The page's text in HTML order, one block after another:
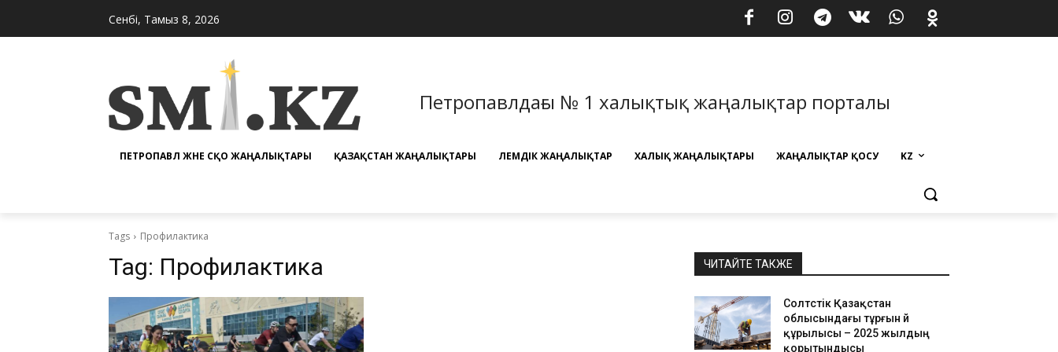
Сенбі, Тамыз 8, 2026
Петропавлдағы № 1 халықтық жаңалықтар порталы
ПЕТРОПАВЛ ЖӘНЕ СҚО ЖАҢАЛЫҚТАРЫ ҚАЗАҚСТАН ЖАҢАЛЫҚТАРЫ ӘЛЕМДІК ЖАҢАЛЫҚТАР ХАЛЫҚ ЖАҢАЛЫҚТАРЫ ЖАҢАЛЫҚТАР ҚОСУ KZ
Tags Профилактика
Tag: Профилактика ЧИТАЙТЕ ТАКЖЕ
Солтүстік Қазақстан
облысындағы тұрғын үй
құрылысы – 2025 жылдың
қорытындысы